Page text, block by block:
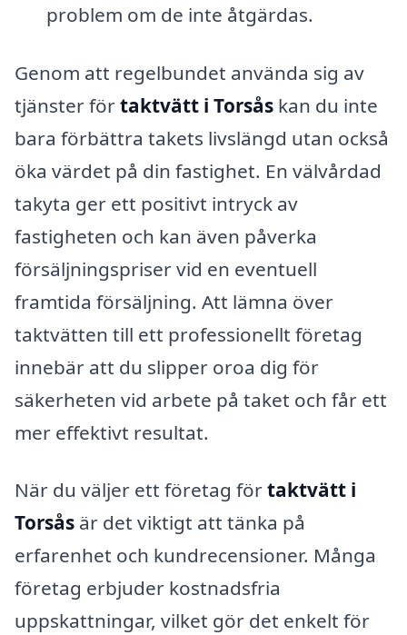
problem om de inte åtgärdas.
Genom att regelbundet använda sig av
tjänster förtaktvätt i Torsås kan du inte
bara förbättra takets livslängd utan också
öka värdet på din fastighet. En välvårdad
takyta ger ett positivt intryck av
fastigheten och kan även påverka
försäljningspriser vid en eventuell
framtida försäljning. Att lämna över
taktvätten till ett professionellt företag
innebär att du slipper oroa dig för
säkerheten vid arbete på taket och får ett
mer effektivt resultat.
När du väljer ett företag förtaktvätt i
Torsås är det viktigt att tänka på
erfarenhet och kundrecensioner. Många
företag erbjuder kostnadsfria
uppskattningar, vilket gör det enkelt för